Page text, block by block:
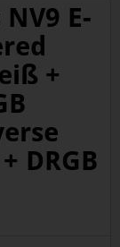
NV9 E-
+
DRGB